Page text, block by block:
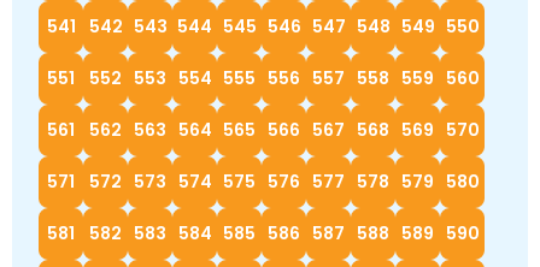
541 542 543 544 545 546 547 548 549 550
551 552 553 554 555 556 557 558 559 560
561 562 563 564 565 566 567 568 569 570
571 572 573 574 575 576 577 578 579 580
581 582 583 584 585 586 587 588 589 590